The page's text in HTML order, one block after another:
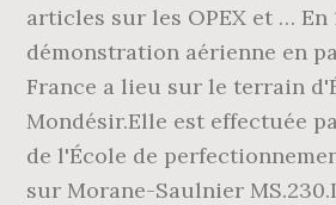
articles sur les OPEX et … En
démonstration aérienne en
France a lieu sur le terrain
Mondésir.Elle est effectuée
de l'École de
sur Morane-Saulnier